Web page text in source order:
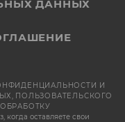
ДАННЫХ
И
, ПОЛЬЗОВАТЕЛЬСКОГО
когда оставляете свои